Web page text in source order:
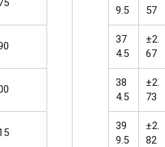
9.5
57
37
4.5
±2.
67
38
4.5
±2.
73
39
9.5
±2.
82